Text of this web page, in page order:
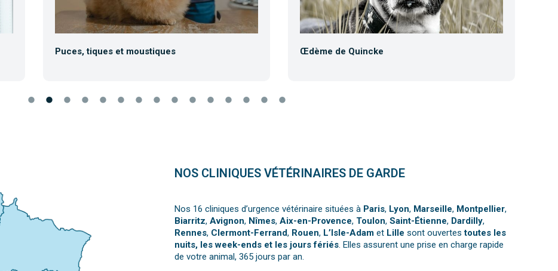
Puces, tiques et moustiques Œdème de Quincke
NOS CLINIQUES VÉTÉRINAIRES DE GARDE
Nos 16 cliniques d’urgence vétérinaire situées à Paris, Lyon, Marseille, Montpellier,
Biarritz, Avignon, Nîmes, Aix-en-Provence, Toulon, Saint-Étienne, Dardilly,
Rennes, Clermont-Ferrand, Rouen, L’Isle-Adam et Lille sont ouvertestoutes les
nuits, les week-ends et les jours fériés. Elles assurent une prise en charge rapide
de votre animal, 365 jours par an.